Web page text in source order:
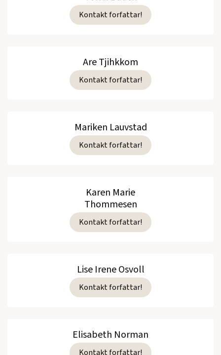
Kontakt forfattar!
Are Tjihkkom
Kontakt forfattar!
Mariken Lauvstad
Kontakt forfattar!
Karen Marie
Thommesen
Kontakt forfattar!
Lise Irene Osvoll
Kontakt forfattar!
Elisabeth Norman
Kontakt forfattar!